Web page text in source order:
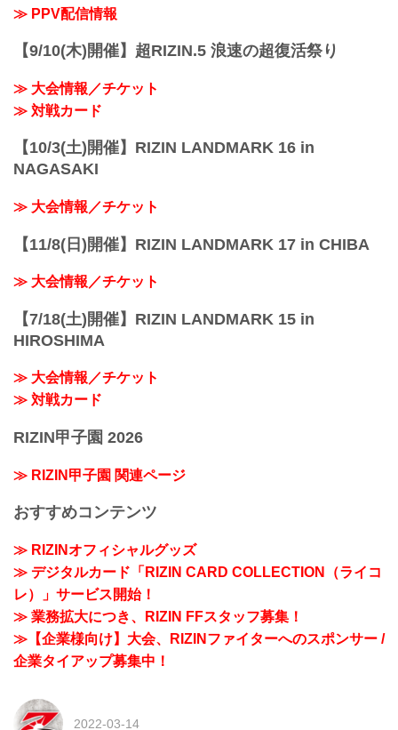
≫ PPV配信情報
【9/10(木)開催】超RIZIN.5 浪速の超復活祭り
≫ 大会情報／チケット
≫ 対戦カード
【10/3(土)開催】RIZIN LANDMARK 16 in
NAGASAKI
≫ 大会情報／チケット
【11/8(日)開催】RIZIN LANDMARK 17 in CHIBA
≫ 大会情報／チケット
【7/18(土)開催】RIZIN LANDMARK 15 in
HIROSHIMA
≫ 大会情報／チケット
≫ 対戦カード
RIZIN甲子園 2026
≫ RIZIN甲子園 関連ページ
おすすめコンテンツ
≫ RIZINオフィシャルグッズ
≫ デジタルカード「RIZIN CARD COLLECTION（ライコ
レ）」サービス開始！
≫ 業務拡大につき、RIZIN FFスタッフ募集！
≫【企業様向け】大会、RIZINファイターへのスポンサー /
企業タイアップ募集中！
2022-03-14